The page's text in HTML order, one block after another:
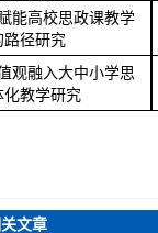
能高校思政课教学
路径研究
观融入大中小学思
化教学研究
文章